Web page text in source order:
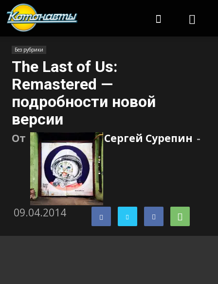
Без рубрики
The Last of Us:
Remastered —
подробности новой
версии
От Сергей Сурепин -
09.04.2014